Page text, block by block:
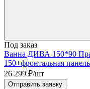
Под заказ
Ванна ДИВА 150*90
150+фронтальная
26 299 ₽/шт
Отправить заявку